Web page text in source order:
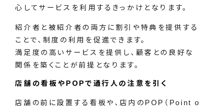
心してサービスを利用するきっかけとなります。
紹介者と被紹介者の両方に割引や特典を提供する
ことで、制度の利用を促進できます。
満足度の高いサービスを提供し、顧客との良好な
関係を築くことが前提となります。
店舗の看板やPOPで通行人の注意を引く
店舗の前に設置する看板や、店内のPOP（Point o